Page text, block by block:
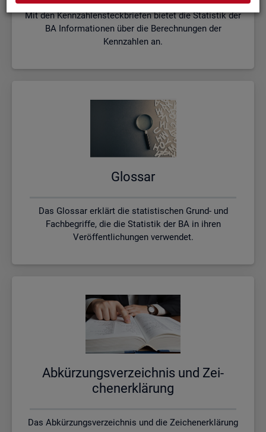
Mit den Kennzahlensteckbriefen bietet die Statistik der
BA Informationen über die Berechnungen der
Kennzahlen an.
Glos­sar
Das Glossar erklärt die statistischen Grund- und
Fachbegriffe, die die Statistik der BA in ihren
Veröffentlichungen verwendet.
Ab­kür­zungs­ver­zeich­nis und Zei­
chen­er­klä­rung
Das Abkürzungsverzeichnis und die Zeichenerklärung